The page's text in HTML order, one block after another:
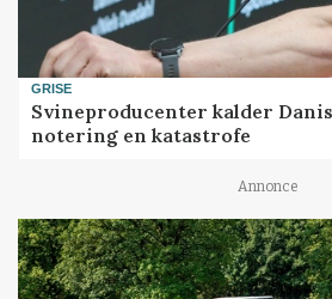
GRISE
Svineproducenter kalder
notering en katastrofe
Annonce